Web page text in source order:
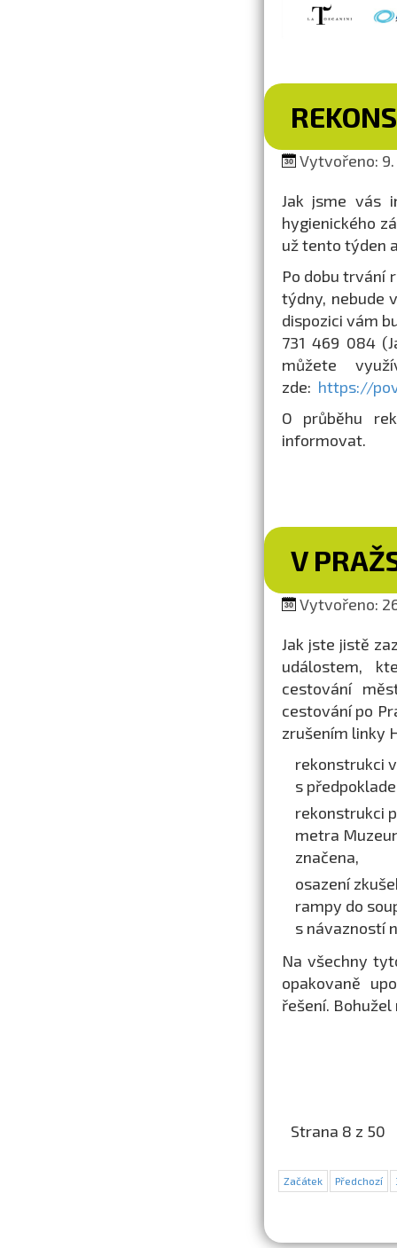
Vytvořeno: 9.
Jak jsme vás
hygienického
už tento týden
Po dobu trvání
týdny, nebude
dispozici vám
731 469 084
můžete
zde: https://
O průběhu
informovat.
V
Vytvořeno:
Jak jste jistě
událostem,
cestování
cestování po
zrušením linky
rekonstrukci
s
rekonstrukci
metra
značena,
osazení
rampy do
s návazností
Na všechny
opakovaně
řešení.
Strana 8 z 50
Začátek Předchozí